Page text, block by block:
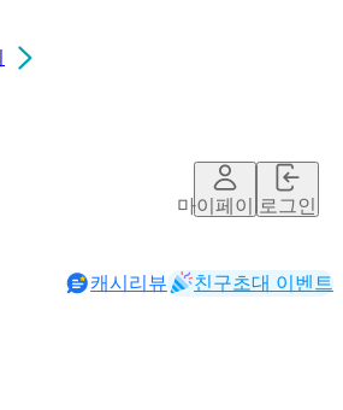
마이페이지로그인
캐시리뷰 친구초대 이벤트